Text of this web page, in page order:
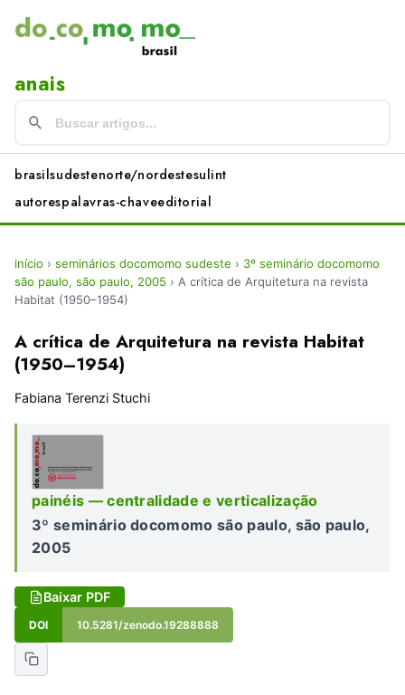
anais
brasilsudestenorte/nordestesulint
autorespalavras-chaveeditorial
início › seminários docomomo sudeste › 3º seminário docomomo
são paulo, são paulo, 2005 › A crítica de Arquitetura na revista
Habitat (1950–1954)
A crítica de Arquitetura na revista Habitat
(1950–1954)
Fabiana Terenzi Stuchi
painéis — centralidade e verticalização
3º seminário docomomo são paulo, são paulo,
2005
Baixar PDF
DOI 10.5281/zenodo.19288888